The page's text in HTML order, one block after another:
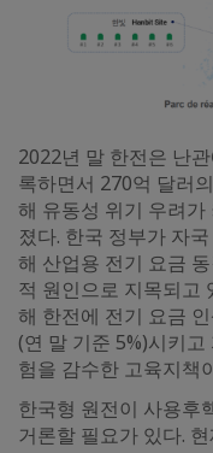
2022년 말 한전은 난
록하면서 270억 달러
해 유동성 위기 우려
졌다. 한국 정부가 자
해 산업용 전기 요금
적 원인으로 지목되고
해 한전에 전기 요금
(연 말 기준 5%)시키
험을 감수한 고육지책
한국형 원전이 사용후
거론할 필요가 있다.